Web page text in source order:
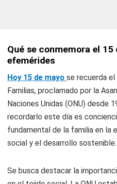
Qué se conmemora el
efemérides
Hoy 15 de mayo se recuerda
Familias, proclamado por la
Naciones Unidas (ONU) desde
recordarlo este día es
fundamental de la familia en la
social y el desarrollo sostenible.
Se busca destacar la